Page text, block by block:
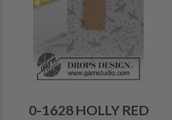
0-1628 HOLLY RED